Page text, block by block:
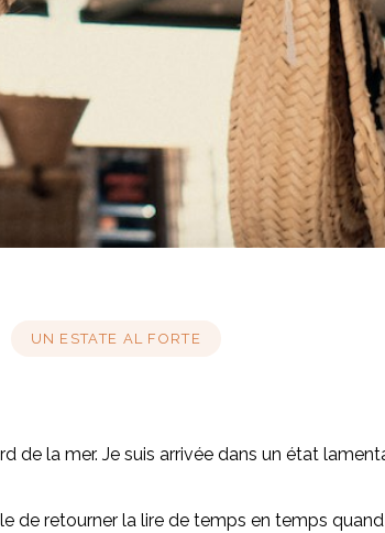
UN ESTATE AL FORTE
de la mer. Je suis arrivée dans un état
de retourner la lire de temps en temps